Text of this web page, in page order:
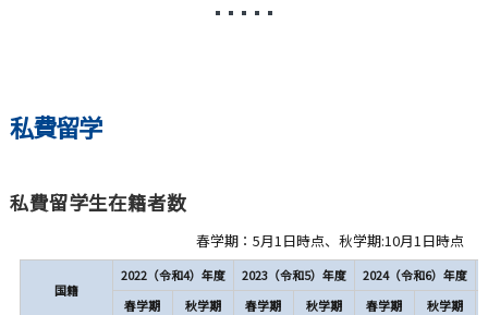
私費留学
私費留学生在籍者数
春学期：5月1日時点、秋学期:10月1日時点
国籍
2022（令和4）年度 2023（令和5）年度 2024（令和6）年度
春学期
秋学期 春学期 秋学期 春学期 秋学期